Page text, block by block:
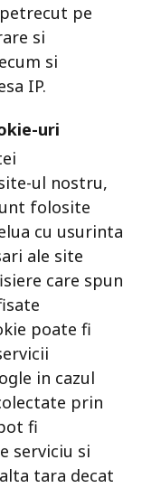
pe
si
si
IP.
uri
ul nostru,
folosite
cu usurinta
ale site
care spun
poate fi
in cazul
prin
fi
serviciu si
tara decat